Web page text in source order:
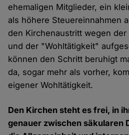
ehemaligen Mitglieder, ein
als höhere Steuereinnahmen
den Kirchenaustritt wegen
und der "Wohltätigkeit"
können den Schritt beruhigt
da, sogar mehr als vorher,
eigener Wohltätigkeit.
Den Kirchen steht es frei, in
genauer zwischen säkularen